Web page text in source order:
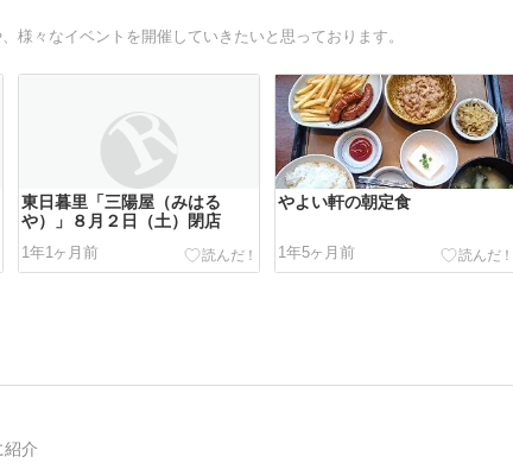
様々なイベントを開催していきたいと思っております。
東日暮里「三陽屋（みはる
や）」８月２日（土）閉店
1年1ヶ月前
やよい軒の朝定食
1年5ヶ月前
紹介